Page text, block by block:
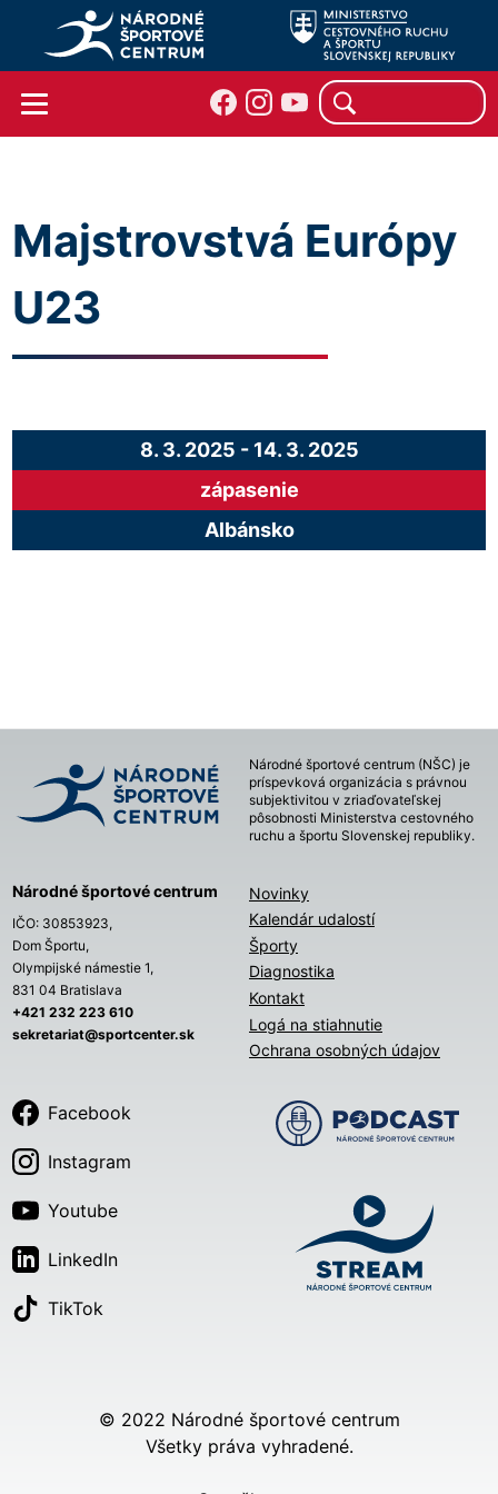
Majstrovstvá Európy
U23
8. 3. 2025 - 14. 3. 2025
zápasenie
Albánsko
Národné športové centrum (NŠC) je
príspevková organizácia s právnou
subjektivitou v zriaďovateľskej
pôsobnosti Ministerstva cestovného
ruchu a športu Slovenskej republiky.
Národné športové centrum
IČO: 30853923,
Dom Športu,
Olympijské námestie 1,
831 04 Bratislava
+421 232 223 610
sekretariat@sportcenter.sk
Novinky
Kalendár udalostí
Športy
Diagnostika
Kontakt
Logá na stiahnutie
Ochrana osobných údajov
Facebook
Instagram
Youtube
LinkedIn
TikTok
© 2022 Národné športové centrum
Všetky práva vyhradené.